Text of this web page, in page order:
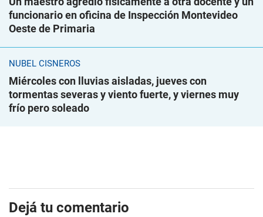
funcionario en oficina de Inspección Montevideo
Oeste de Primaria
NUBEL CISNEROS
Miércoles con lluvias aisladas, jueves con
tormentas severas y viento fuerte, y viernes muy
frío pero soleado
Dejá tu comentario